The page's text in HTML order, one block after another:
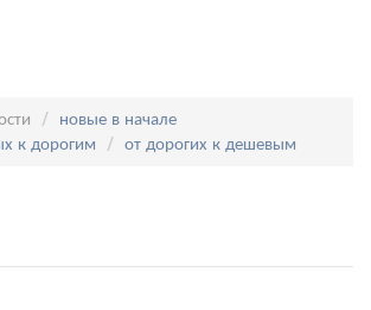
новые в начале
к дорогим
от дорогих к дешевым